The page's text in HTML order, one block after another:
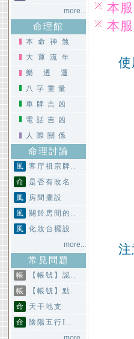
more...
命理館
本命神煞
大運流年
樂透運
八字重量
車牌吉凶
電話吉凶
人際關係
命理討論
風
客厅祖宗牌..
命
是否有改名..
風
房間擺設
風
關於房間的..
風
化妝台擺設..
more...
常見問題
帳
【帳號】認..
帳
【帳號】點..
命
天干地支
命
陰陽五行I..
本
本
使
注